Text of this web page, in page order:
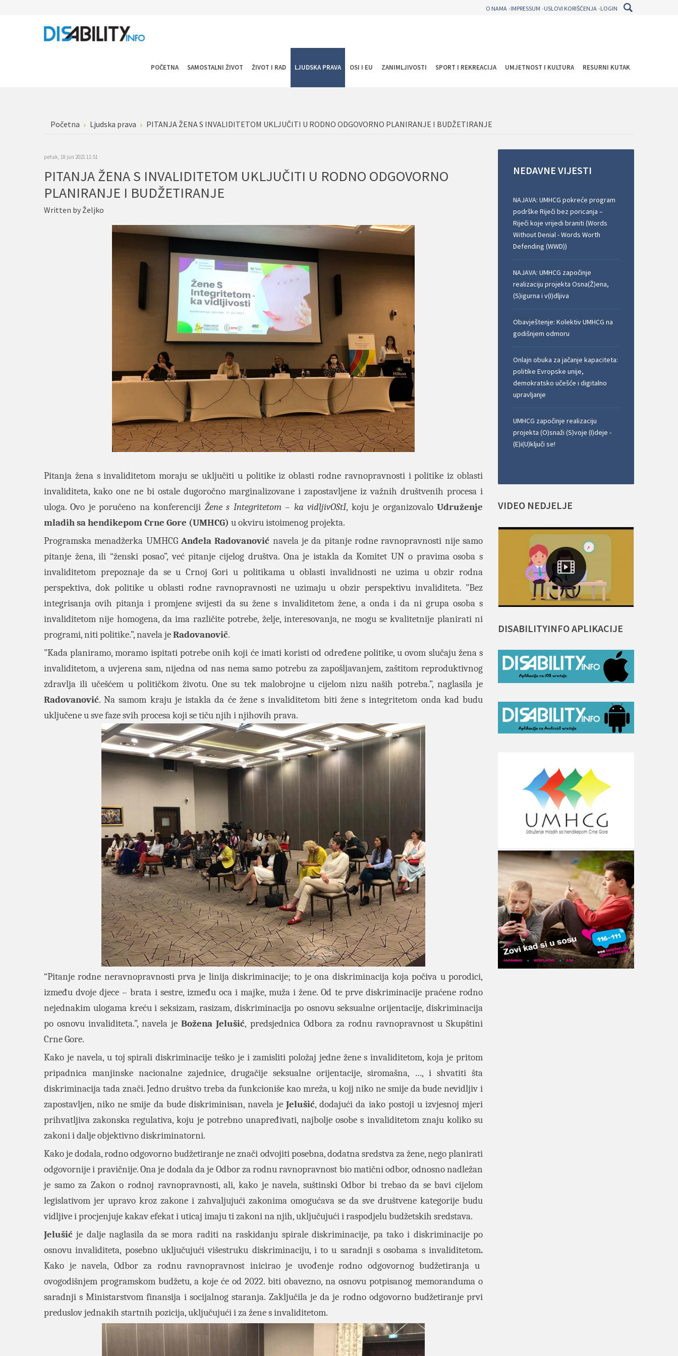
O NAMA IMPRESSUM USLOVI KORIŠĆENJA LOGIN
POČETNA SAMOSTALNI ŽIVOT ŽIVOT I RAD LJUDSKA PRAVA OSI I EU ZANIMLJIVOSTI SPORT I REKREACIJA UMJETNOST I KULTURA RESURNI KUTAK
Početna Ljudska prava PITANJA ŽENA S INVALIDITETOM UKLJUČITI U RODNO ODGOVORNO PLANIRANJE I BUDŽETIRANJE
petak, 18 jun 2021 11:51
PITANJA ŽENA S INVALIDITETOM UKLJUČITI U RODNO ODGOVORNO
PLANIRANJE I BUDŽETIRANJE
Written byŽeljko
Pitanja žena s invaliditetom moraju se uključiti u politike iz oblasti rodne ravnopravnosti i politike iz oblasti
invaliditeta, kako one ne bi ostale dugoročno marginalizovane i zapostavljene iz važnih društvenih procesa i
uloga. Ovo je poručeno na konferenciji Žene s Integritetom – ka vidljivOStI, koju je organizovaloUdruženje
mladih sa hendikepom Crne Gore (UMHCG) u okviru istoimenog projekta.
Programska menadžerka UMHCG Anđela Radovanović navela je da pitanje rodne ravnopravnosti nije samo
pitanje žena, ili “ženski posao”, već pitanje cijelog društva. Ona je istakla da Komitet UN o pravima osoba s
invaliditetom prepoznaje da se u Crnoj Gori u politikama u oblasti invalidnosti ne uzima u obzir rodna
perspektiva, dok politike u oblasti rodne ravnopravnosti ne uzimaju u obzir perspektivu invaliditeta. "Bez
integrisanja ovih pitanja i promjene svijesti da su žene s invaliditetom žene, a onda i da ni grupa osoba s
invaliditetom nije homogena, da ima različite potrebe, želje, interesovanja, ne mogu se kvalitetnije planirati ni
programi, niti politike.”, navela jeRadovanovič.
"Kada planiramo, moramo ispitati potrebe onih koji će imati koristi od određene politike, u ovom slučaju žena s
invaliditetom, a uvjerena sam, nijedna od nas nema samo potrebu za zapošljavanjem, zaštitom reproduktivnog
zdravlja ili učešćem u političkom životu. One su tek malobrojne u cijelom nizu naših potreba.”, naglasila je
Radovanović. Na samom kraju je istakla da će žene s invaliditetom biti žene s integritetom onda kad budu
uključene u sve faze svih procesa koji se tiču njih i njihovih prava.
“Pitanje rodne neravnopravnosti prva je linija diskriminacije; to je ona diskriminacija koja počiva u porodici,
između dvoje djece – brata i sestre, između oca i majke, muža i žene. Od te prve diskriminacije praćene rodno
nejednakim ulogama kreću i seksizam, rasizam, diskriminacija po osnovu seksualne orijentacije, diskriminacija
po osnovu invaliditeta.”, navela jeBožena Jelušić, predsjednica Odbora za rodnu ravnopravnost u Skupštini
Crne Gore.
Kako je navela, u toj spirali diskriminacije teško je i zamisliti položaj jedne žene s invaliditetom, koja je pritom
pripadnica manjinske nacionalne zajednice, drugačije seksualne orijentacije, siromašna, …, i shvatiti šta
diskriminacija tada znači. Jedno društvo treba da funkcioniše kao mreža, u kojj niko ne smije da bude nevidljiv i
zapostavljen, niko ne smije da bude diskriminisan, navela jeJelušić, dodajući da iako postoji u izvjesnoj mjeri
prihvatljiva zakonska regulativa, koju je potrebno unapređivati, najbolje osobe s invaliditetom znaju koliko su
zakoni i dalje objektivno diskriminatorni.
Kako je dodala, rodno odgovorno budžetiranje ne znači odvojiti posebna, dodatna sredstva za žene, nego planirati
odgovornije i pravičnije. Ona je dodala da je Odbor za rodnu ravnopravnost bio matični odbor, odnosno nadležan
je samo za Zakon o rodnoj ravnopravnosti, ali, kako je navela, suštinski Odbor bi trebao da se bavi cijelom
legislativom jer upravo kroz zakone i zahvaljujući zakonima omogućava se da sve društvene kategorije budu
vidljive i procjenjuje kakav efekat i uticaj imaju ti zakoni na njih, uključujući i raspodjelu budžetskih sredstava.
Jelušić je dalje naglasila da se mora raditi na raskidanju spirale diskriminacije, pa tako i diskriminacije po
osnovu invaliditeta, posebno uključujući višestruku diskriminaciju, i to u saradnji s osobama s invaliditetom.
Kako je navela, Odbor za rodnu ravnopravnost inicirao je uvođenje rodno odgovornog budžetiranja u
ovogodišnjem programskom budžetu, a koje će od 2022. biti obavezno, na osnovu potpisanog memoranduma o
saradnji s Ministarstvom finansija i socijalnog staranja. Zaključila je da je rodno odgovorno budžetiranje prvi
preduslov jednakih startnih pozicija, uključujući i za žene s invaliditetom.
NEDAVNE VIJESTI
NAJAVA: UMHCG pokreće program
podrške Riječi bez poricanja –
Riječi koje vrijedi braniti (Words
Without Denial - Words Worth
Defending (WWD))
NAJAVA: UMHCG započinje
realizaciju projekta Osna(Ž)ena,
(S)igurna i v(I)dljiva
Obavještenje: Kolektiv UMHCG na
godišnjem odmoru
Onlajn obuka za jačanje kapaciteta:
politike Evropske unije,
demokratsko učešće i digitalno
upravljanje
UMHCG započinje realizaciju
projekta (O)snaži (S)voje (I)deje -
(E)i(U)ključi se!
VIDEO NEDJELJE
DISABILITYINFOAPLIKACIJE